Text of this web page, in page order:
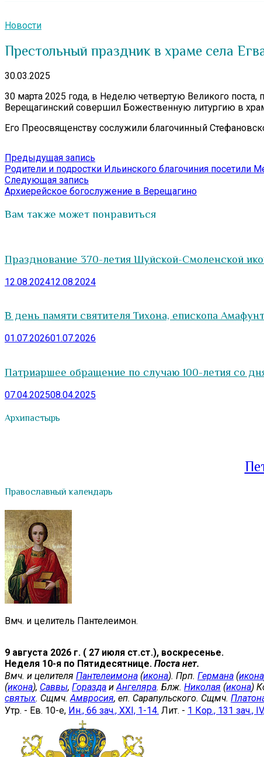
Новости
Престольный праздник в храме села
30.03.2025
30 марта 2025 года, в Неделю четвертую Великого
Верещагинский совершил Божественную литургию в
Его Преосвященству сослужили благочинный
Навигация
по
записям
Предыдущая запись
запись:
Родители и подростки Ильинского благочиния
Следующая запись
запись:
Архиерейское богослужение в Верещагино
Вам также может понравиться
Празднование 370-летия Шуйской-Смоленской
12.08.202412.08.2024
В день памяти святителя Тихона, епископа
01.07.202601.07.2026
Патриаршее обращение по случаю 100-летия со
07.04.202508.04.2025
Архипастырь
Православный календарь
Вмч. и целитель Пантелеимон.
9 августа 2026 г. ( 27 июля ст.ст.), воскресенье.
Неделя 10-я по Пятидесятнице. Поста нет.
Вмч. и целителя Пантелеимона (икона). Прп. Германа (икона
(икона), Саввы, Горазда и Ангеляра. Блж. Николая (икона)
святых. Сщмч. Амвросия, еп. Сарапульского. Сщмч.
Утр. - Ев. 10-е, Ин., 66 зач., XXI, 1-14. Лит. - 1 Кор., 131 зач.,